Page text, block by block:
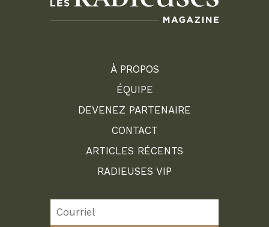
À PROPOS
ÉQUIPE
DEVENEZ PARTENAIRE
CONTACT
ARTICLES RÉCENTS
RADIEUSES VIP